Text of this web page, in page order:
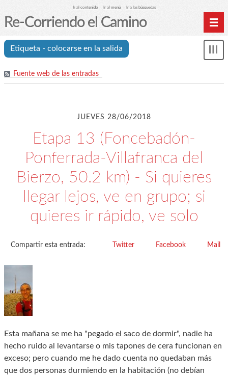
Ir al contenido Ir al menú Ir a las búsquedas
Re-Corriendo el Camino
Inicio
Índice analítico (etiquetas)
Etiqueta - colocarse en la salida
Fuente web de las entradas
JUEVES 28/06/2018
Etapa 13 (Foncebadón-
Ponferrada-Villafranca del
Bierzo, 50.2 km) - Si quieres
llegar lejos, ve en grupo; si
quieres ir rápido, ve solo
Compartir esta entrada: Twitter Facebook Mail
Esta mañana se me ha "pegado el saco de dormir", nadie ha
hecho ruido al levantarse o mis tapones de cera funcionan en
exceso; pero cuando me he dado cuenta no quedaban más
que dos personas durmiendo en la habitación (no debían